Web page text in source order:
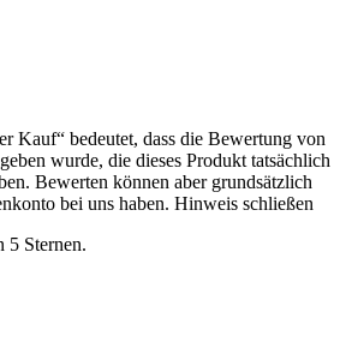
Kauf“ bedeutet, dass die Bewertung von
wurde, die dieses Produkt tatsächlich
Bewerten können aber grundsätzlich
bei uns haben. Hinweis schließen
5 Sternen.